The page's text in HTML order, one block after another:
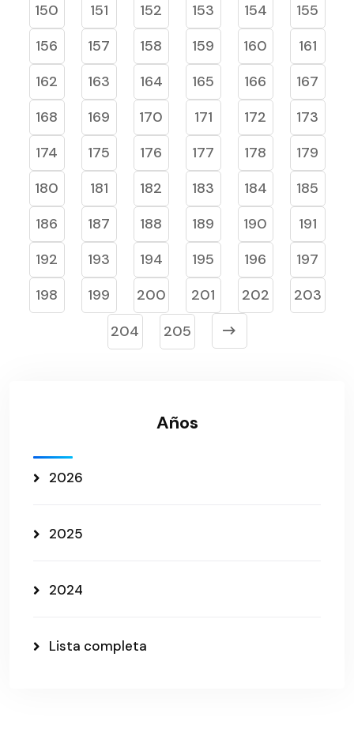
150
151 152 153 154
155
156
157 158 159 160
161
162
163 164 165 166
167
168
169 170 171 172
173
174
175 176 177 178
179
180
181 182 183 184
185
186
187 188 189 190
191
192
193 194 195 196
197
198
199 200 201 202
203
204
205
Años
2026
2025
2024
Lista completa